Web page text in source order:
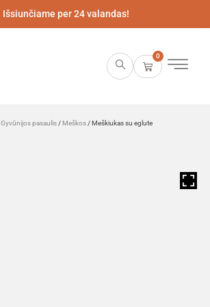
Išsiunčiame per 24 valandas!
0
Gyvūnijos pasaulis / Meškos / Meškiukas su eglute